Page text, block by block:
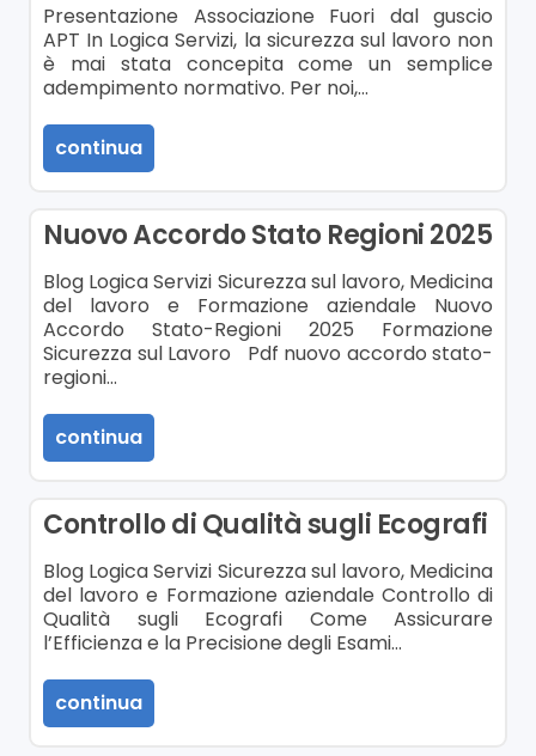
Presentazione Associazione Fuori dal guscio
APT In Logica Servizi, la sicurezza sul lavoro non
è mai stata concepita come un semplice
adempimento normativo. Per noi,…
continua
Nuovo Accordo Stato Regioni 2025
Blog Logica Servizi Sicurezza sul lavoro, Medicina
del lavoro e Formazione aziendale Nuovo
Accordo Stato-Regioni 2025 Formazione
Sicurezza sul Lavoro Pdf nuovo accordo stato-
regioni…
continua
Controllo di Qualità sugli Ecografi
Blog Logica Servizi Sicurezza sul lavoro, Medicina
del lavoro e Formazione aziendale Controllo di
Qualità sugli Ecografi Come Assicurare
l’Efficienza e la Precisione degli Esami…
continua